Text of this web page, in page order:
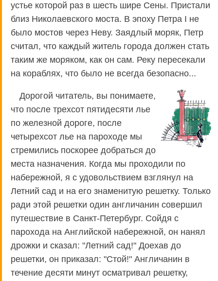
устье которой раз в шесть шире Сены. Пристали
близ Николаевского моста. В эпоху Петра I не
было мостов через Неву. Заядлый моряк, Петр
считал, что каждый житель города должен стать
таким же моряком, как он сам. Реку пересекали
на кораблях, что было не всегда безопасно...
Дорогой читатель, вы понимаете,
что после трехсот пятидесяти лье
по железной дороге, после
четырехсот лье на пароходе мы
стремились поскорее добраться до
места назначения. Когда мы проходили по
набережной, я с удовольствием взглянул на
Летний сад и на его знаменитую решетку. Только
ради этой решетки один англичанин совершил
путешествие в Санкт-Петербург. Сойдя с
парохода на Английской набережной, он нанял
дрожки и сказал: "Летний сад!" Доехав до
решетки, он приказал: "Стой!" Англичанин в
течение десяти минут осматривал решетку,